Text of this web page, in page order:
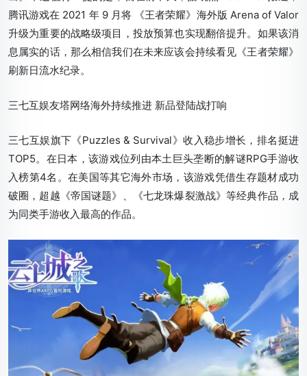
腾讯游戏在 2021 年 9 月将 《王者荣耀》海外版 Arena of Valor
升级为重要的战略级项目，投放预算也实现翻倍提升。如果该消
息属实的话，那么相信我们在未来应该会持续看见《王者荣耀》
刷新日流水纪录。
三七互娱友塔网络海外持续推进 新品登陆战打响
三七互娱旗下《Puzzles & Survival》收入稳步增长，排名挺进
TOP5。在日本，该游戏位列由本土巨头垄断的解谜RPG手游收
入榜第4名。在美国等其它海外市场，该游戏凭借生存题材成功
破圈，超越《帝国谜题》、《七龙珠爆裂激战》等经典作品，成
为同类手游收入最高的作品。